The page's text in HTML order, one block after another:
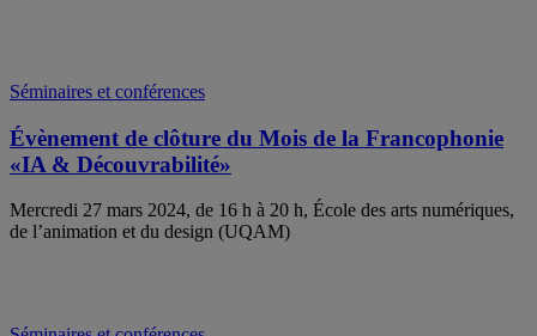
Séminaires et conférences
Évènement de clôture du Mois de la Francophonie
«IA & Découvrabilité»
Mercredi 27 mars 2024, de 16 h à 20 h, École des arts numériques,
de l’animation et du design (UQAM)